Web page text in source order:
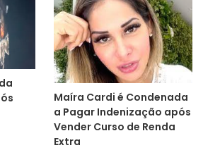
Maíra Cardi é Condenada
a Pagar Indenização após
Vender Curso de Renda
Extra